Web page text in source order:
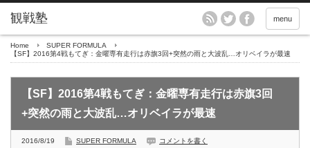
menu
Home
SUPER FORMULA
【SF】2016第4戦もてぎ：金曜専有走行は赤旗3回+突然の雨と大波乱…オリベイラが最速
【SF】2016第4戦もてぎ：金曜専有走行は赤旗3回
+突然の雨と大波乱…オリベイラが最速
2016/8/19 SUPER FORMULA コメントを書く